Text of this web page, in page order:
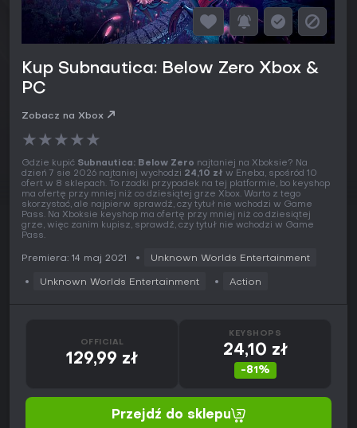
Kup Subnautica: Below Zero Xbox &
PC
Zobacz na Xbox
★★★★★
Gdzie kupić Subnautica: Below Zero najtaniej na Xboksie? Na
dzień 7 sie 2026 najtaniej wychodzi 24,10 zł w Eneba, spośród 10
ofert w 8 sklepach. To rzadki przypadek na tej platformie, bo keyshop
ma ofertę przy mniej niż co dziesiątej grze Xbox. Warto z tego
skorzystać, ale najpierw sprawdź, czy tytuł nie wchodzi w Game
Pass. Na Xboksie keyshop ma ofertę przy mniej niż co dziesiątej
grze, więc zanim kupisz, sprawdź, czy tytuł nie wchodzi w Game
Pass.
Premiera: 14 maj 2021 Unknown Worlds Entertainment
Unknown Worlds Entertainment Action
OFFICIAL
129,99 zł
KEYSHOPS
24,10 zł
-81%
Przejdź do sklepu